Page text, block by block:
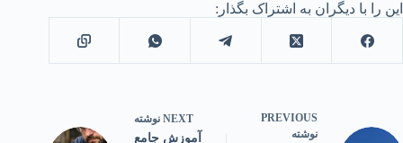
این را با دیگران به اشتراک بگذار:
PREVIOUS
نوشته
NEXT نوشته
آموزش جامع